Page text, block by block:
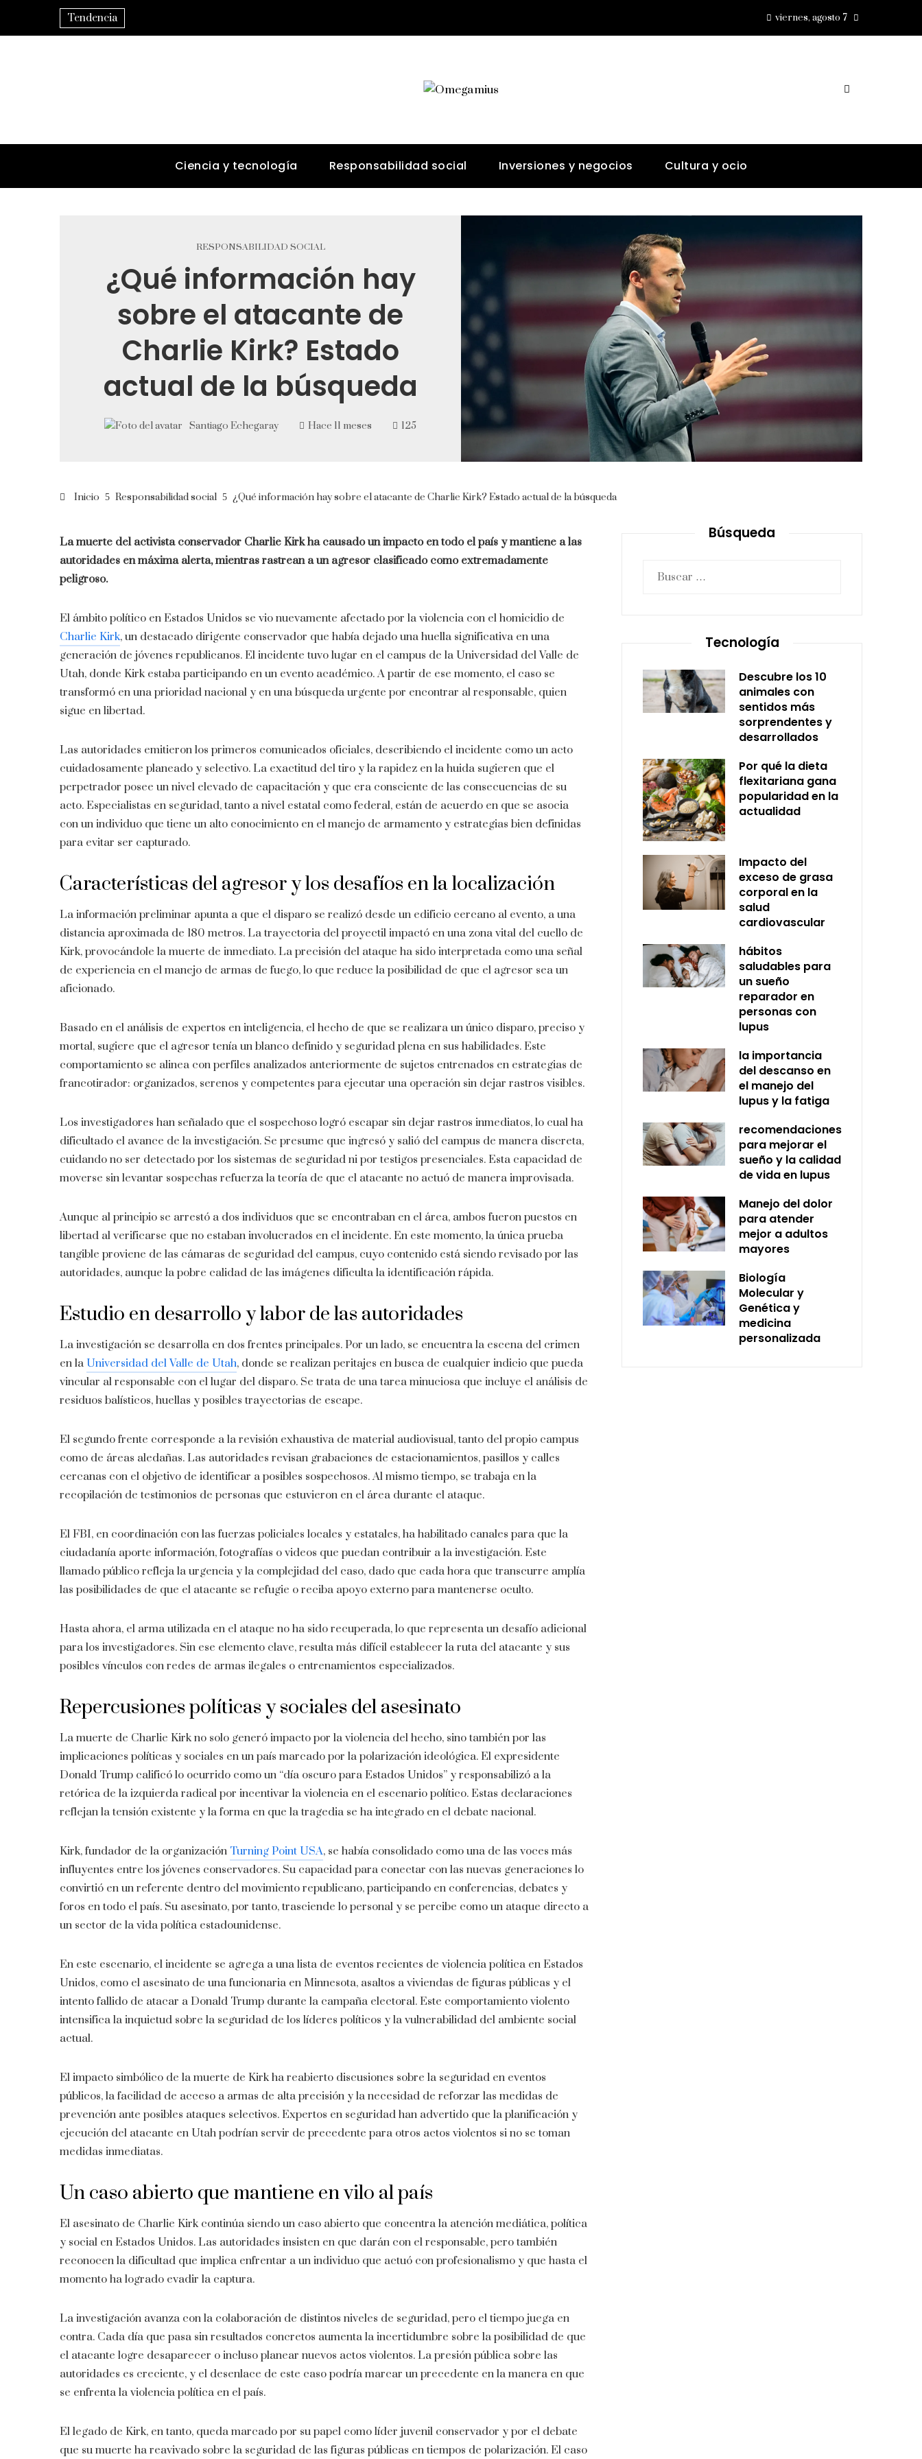
Tendencia viernes, agosto 7
Ciencia y tecnología Responsabilidad social Inversiones y negocios Cultura y ocio
RESPONSABILIDAD SOCIAL
¿Qué información hay
sobre el atacante de
Charlie Kirk? Estado
actual de la búsqueda
Santiago Echegaray Hace 11 meses 125
Inicio Responsabilidad social ¿Qué información hay sobre el atacante de Charlie Kirk? Estado actual de la búsqueda
La muerte del activista conservador Charlie Kirk ha causado un impacto en todo el país y mantiene a las
autoridades en máxima alerta, mientras rastrean a un agresor clasificado como extremadamente
peligroso.
El ámbito político en Estados Unidos se vio nuevamente afectado por la violencia con el homicidio de
Charlie Kirk, un destacado dirigente conservador que había dejado una huella significativa en una
generación de jóvenes republicanos. El incidente tuvo lugar en el campus de la Universidad del Valle de
Utah, donde Kirk estaba participando en un evento académico. A partir de ese momento, el caso se
transformó en una prioridad nacional y en una búsqueda urgente por encontrar al responsable, quien
sigue en libertad.
Las autoridades emitieron los primeros comunicados oficiales, describiendo el incidente como un acto
cuidadosamente planeado y selectivo. La exactitud del tiro y la rapidez en la huida sugieren que el
perpetrador posee un nivel elevado de capacitación y que era consciente de las consecuencias de su
acto. Especialistas en seguridad, tanto a nivel estatal como federal, están de acuerdo en que se asocia
con un individuo que tiene un alto conocimiento en el manejo de armamento y estrategias bien definidas
para evitar ser capturado.
Características del agresor y los desafíos en la localización
La información preliminar apunta a que el disparo se realizó desde un edificio cercano al evento, a una
distancia aproximada de 180 metros. La trayectoria del proyectil impactó en una zona vital del cuello de
Kirk, provocándole la muerte de inmediato. La precisión del ataque ha sido interpretada como una señal
de experiencia en el manejo de armas de fuego, lo que reduce la posibilidad de que el agresor sea un
aficionado.
Basado en el análisis de expertos en inteligencia, el hecho de que se realizara un único disparo, preciso y
mortal, sugiere que el agresor tenía un blanco definido y seguridad plena en sus habilidades. Este
comportamiento se alinea con perfiles analizados anteriormente de sujetos entrenados en estrategias de
francotirador: organizados, serenos y competentes para ejecutar una operación sin dejar rastros visibles.
Los investigadores han señalado que el sospechoso logró escapar sin dejar rastros inmediatos, lo cual ha
dificultado el avance de la investigación. Se presume que ingresó y salió del campus de manera discreta,
cuidando no ser detectado por los sistemas de seguridad ni por testigos presenciales. Esta capacidad de
moverse sin levantar sospechas refuerza la teoría de que el atacante no actuó de manera improvisada.
Aunque al principio se arrestó a dos individuos que se encontraban en el área, ambos fueron puestos en
libertad al verificarse que no estaban involucrados en el incidente. En este momento, la única prueba
tangible proviene de las cámaras de seguridad del campus, cuyo contenido está siendo revisado por las
autoridades, aunque la pobre calidad de las imágenes dificulta la identificación rápida.
Estudio en desarrollo y labor de las autoridades
La investigación se desarrolla en dos frentes principales. Por un lado, se encuentra la escena del crimen
en la Universidad del Valle de Utah, donde se realizan peritajes en busca de cualquier indicio que pueda
vincular al responsable con el lugar del disparo. Se trata de una tarea minuciosa que incluye el análisis de
residuos balísticos, huellas y posibles trayectorias de escape.
El segundo frente corresponde a la revisión exhaustiva de material audiovisual, tanto del propio campus
como de áreas aledañas. Las autoridades revisan grabaciones de estacionamientos, pasillos y calles
cercanas con el objetivo de identificar a posibles sospechosos. Al mismo tiempo, se trabaja en la
recopilación de testimonios de personas que estuvieron en el área durante el ataque.
El FBI, en coordinación con las fuerzas policiales locales y estatales, ha habilitado canales para que la
ciudadanía aporte información, fotografías o videos que puedan contribuir a la investigación. Este
llamado público refleja la urgencia y la complejidad del caso, dado que cada hora que transcurre amplía
las posibilidades de que el atacante se refugie o reciba apoyo externo para mantenerse oculto.
Hasta ahora, el arma utilizada en el ataque no ha sido recuperada, lo que representa un desafío adicional
para los investigadores. Sin ese elemento clave, resulta más difícil establecer la ruta del atacante y sus
posibles vínculos con redes de armas ilegales o entrenamientos especializados.
Repercusiones políticas y sociales del asesinato
La muerte de Charlie Kirk no solo generó impacto por la violencia del hecho, sino también por las
implicaciones políticas y sociales en un país marcado por la polarización ideológica. El expresidente
Donald Trump calificó lo ocurrido como un “día oscuro para Estados Unidos” y responsabilizó a la
retórica de la izquierda radical por incentivar la violencia en el escenario político. Estas declaraciones
reflejan la tensión existente y la forma en que la tragedia se ha integrado en el debate nacional.
Kirk, fundador de la organización Turning Point USA, se había consolidado como una de las voces más
influyentes entre los jóvenes conservadores. Su capacidad para conectar con las nuevas generaciones lo
convirtió en un referente dentro del movimiento republicano, participando en conferencias, debates y
foros en todo el país. Su asesinato, por tanto, trasciende lo personal y se percibe como un ataque directo a
un sector de la vida política estadounidense.
En este escenario, el incidente se agrega a una lista de eventos recientes de violencia política en Estados
Unidos, como el asesinato de una funcionaria en Minnesota, asaltos a viviendas de figuras públicas y el
intento fallido de atacar a Donald Trump durante la campaña electoral. Este comportamiento violento
intensifica la inquietud sobre la seguridad de los líderes políticos y la vulnerabilidad del ambiente social
actual.
El impacto simbólico de la muerte de Kirk ha reabierto discusiones sobre la seguridad en eventos
públicos, la facilidad de acceso a armas de alta precisión y la necesidad de reforzar las medidas de
prevención ante posibles ataques selectivos. Expertos en seguridad han advertido que la planificación y
ejecución del atacante en Utah podrían servir de precedente para otros actos violentos si no se toman
medidas inmediatas.
Un caso abierto que mantiene en vilo al país
El asesinato de Charlie Kirk continúa siendo un caso abierto que concentra la atención mediática, política
y social en Estados Unidos. Las autoridades insisten en que darán con el responsable, pero también
reconocen la dificultad que implica enfrentar a un individuo que actuó con profesionalismo y que hasta el
momento ha logrado evadir la captura.
La investigación avanza con la colaboración de distintos niveles de seguridad, pero el tiempo juega en
contra. Cada día que pasa sin resultados concretos aumenta la incertidumbre sobre la posibilidad de que
el atacante logre desaparecer o incluso planear nuevos actos violentos. La presión pública sobre las
autoridades es creciente, y el desenlace de este caso podría marcar un precedente en la manera en que
se enfrenta la violencia política en el país.
El legado de Kirk, en tanto, queda marcado por su papel como líder juvenil conservador y por el debate
que su muerte ha reavivado sobre la seguridad de las figuras públicas en tiempos de polarización. El caso
Búsqueda
Tecnología
Descubre los 10
animales con
sentidos más
sorprendentes y
desarrollados
Por qué la dieta
flexitariana gana
popularidad en la
actualidad
Impacto del
exceso de grasa
corporal en la
salud
cardiovascular
hábitos
saludables para
un sueño
reparador en
personas con
lupus
la importancia
del descanso en
el manejo del
lupus y la fatiga
recomendaciones
para mejorar el
sueño y la calidad
de vida en lupus
Manejo del dolor
para atender
mejor a adultos
mayores
Biología
Molecular y
Genética y
medicina
personalizada